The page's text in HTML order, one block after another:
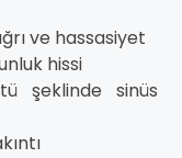
ve hassasiyet
hissi
şeklinde sinüs